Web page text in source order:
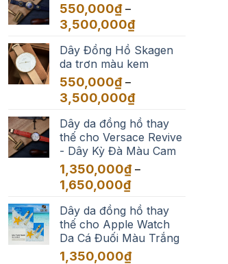
đến
550,000₫ –
3,500,000₫Khoảng
từ
550,000₫
3,500,000₫
Dây Đồng Hồ Skagen
da trơn màu kem
550,000₫ –
3,500,000₫Khoảng
từ
550,000₫
đến
3,500,000₫
Dây da đồng hồ thay
thế cho Versace Revive
- Dây Kỳ Đà Màu Cam
1,350,000₫ –
1,650,000₫Khoảng
từ
1,350,000₫
đến
1,650,000₫
Dây da đồng hồ thay
thế cho Apple Watch
Da Cá Đuối Màu Trắng
1,350,000₫